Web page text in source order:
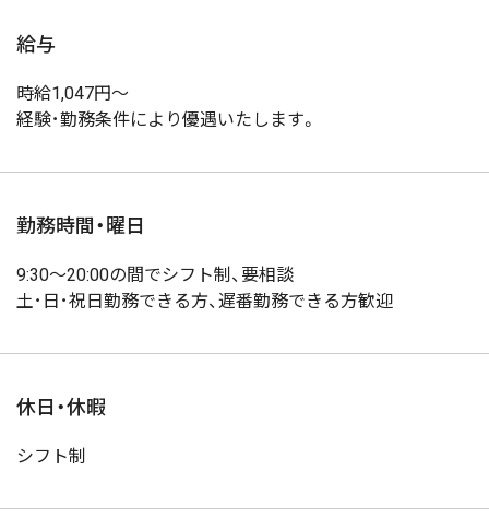
給与
時給1,047円～
経験･勤務条件により優遇いたします。
勤務時間・曜日
9:30～20:00の間でシフト制、要相談
土･日･祝日勤務できる方、遅番勤務できる方歓迎
休日・休暇
シフト制